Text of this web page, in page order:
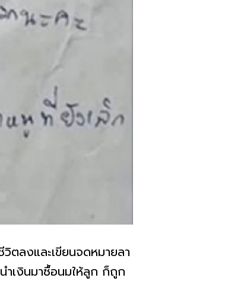
ลงและเขียนจดหมายลา
ำเงินมาซื้อนมให้ลูก ก็ถูก